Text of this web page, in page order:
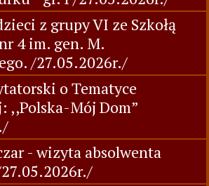
z grupy VI ze Szkołą
4 im. gen. M.
/27.05.2026r./
o Tematyce
,,Polska-Mój Dom”
- wizyta absolwenta